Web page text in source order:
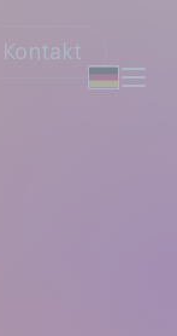
Kontakt